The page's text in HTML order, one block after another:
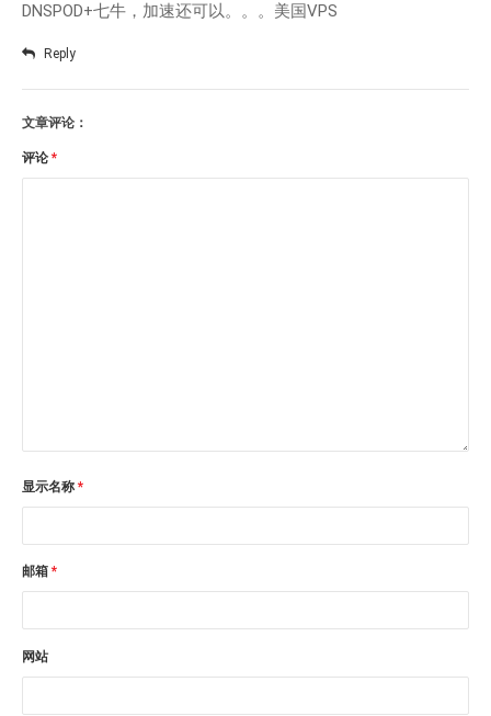
DNSPOD+七牛，加速还可以。。。美国VPS
Reply
文章评论：
评论 *
显示名称 *
邮箱 *
网站